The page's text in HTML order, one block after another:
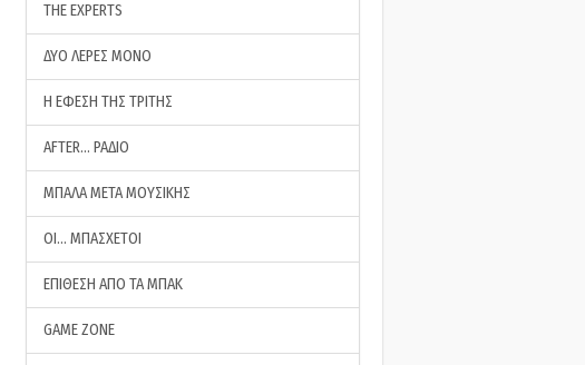
THE EXPERTS
ΔΥΟ ΛΕΡΕΣ ΜΟΝΟ
Η ΕΦΕΣΗ ΤΗΣ ΤΡΙΤΗΣ
AFTER… ΡΑΔΙΟ
ΜΠΑΛΑ ΜΕΤΑ ΜΟΥΣΙΚΗΣ
ΟΙ… ΜΠΑΣΧΕΤΟΙ
ΕΠΙΘΕΣΗ ΑΠΟ ΤΑ ΜΠΑΚ
GAME ZONE